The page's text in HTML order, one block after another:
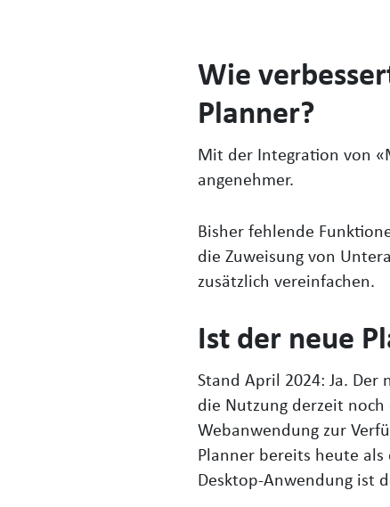
Wie
Planner?
Mit der Integration von
angenehmer.
Bisher fehlende
die Zuweisung von
zusätzlich vereinfachen.
Ist der neue
Stand April 2024: Ja.
die Nutzung derzeit
Webanwendung zur
Planner bereits heute als
Desktop-Anwendung ist